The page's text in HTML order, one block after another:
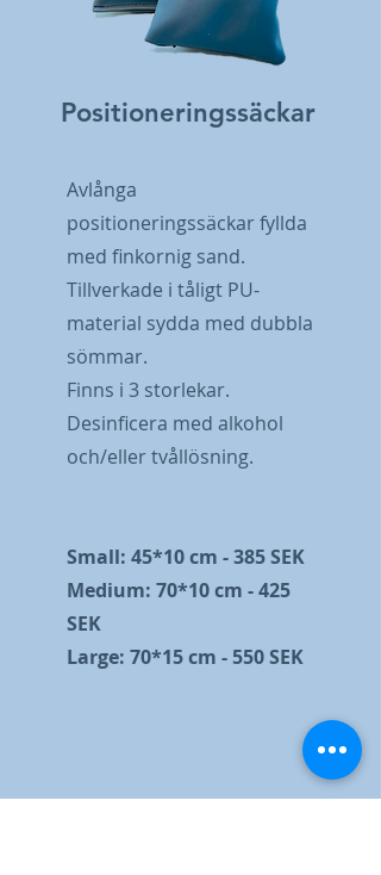
Positioneringssäckar
Avlånga
positioneringssäckar fyllda
med finkornig sand.
Tillverkade i tåligt PU-
material sydda med dubbla
sömmar.
Finns i 3 storlekar.
Desinficera med alkohol
och/eller tvållösning.
Small: 45*10 cm - 385 SEK
Medium: 70*10 cm - 425
SEK
Large: 70*15 cm - 550 SEK